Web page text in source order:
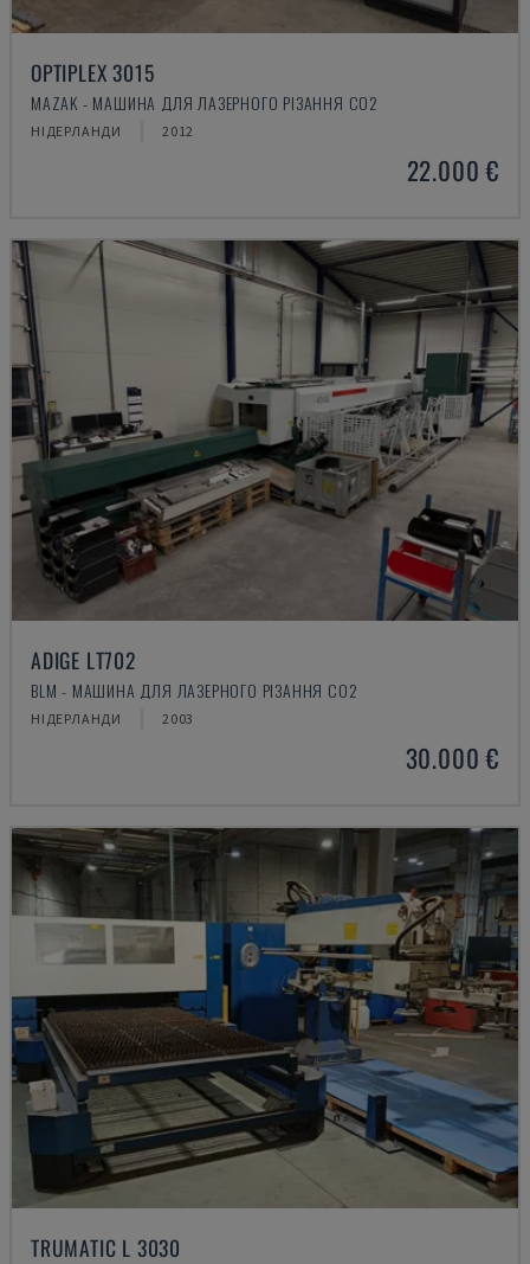
OPTIPLEX 3015
MAZAK - МАШИНА ДЛЯ ЛАЗЕРНОГО РІЗАННЯ CO2
НІДЕРЛАНДИ 2012
22.000 €
ADIGE LT702
BLM - МАШИНА ДЛЯ ЛАЗЕРНОГО РІЗАННЯ CO2
НІДЕРЛАНДИ 2003
30.000 €
TRUMATIC L 3030